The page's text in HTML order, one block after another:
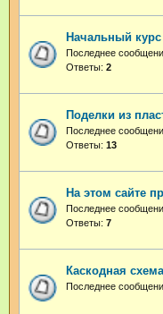
Начальный курс
Последнее
Ответы: 2
Поделки из
Последнее
Ответы: 13
На этом сайте
Последнее
Ответы: 7
Каскодная
Последнее